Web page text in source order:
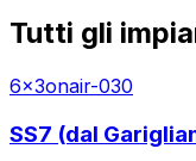
Tutti gli
6x3onair-030
SS7 (dal